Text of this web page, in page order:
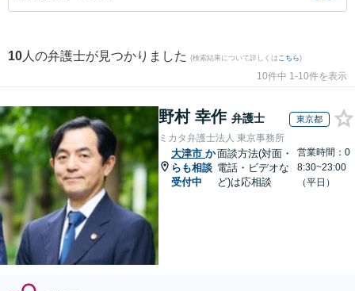
10 人の弁護士が見つかりました (検索結果について詳しくは こちら)
10件中 1-10件を表示
野村 幸作 弁護士 東京都
ミカタ弁護士法人 東京事務所
大津市 か
らも相談
受付中
面談方法(対面・
電話・ビデオな
ど)は応相談
営業時間：0
8:30~23:00
（平日）